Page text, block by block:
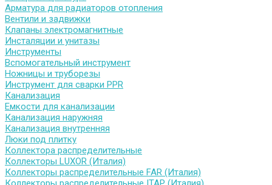
Арматура для радиаторов отопления
Вентили и задвижки
Клапаны электромагнитные
Инсталяции и унитазы
Инструменты
Вспомогательный инструмент
Ножницы и труборезы
Инструмент для сварки PPR
Канализация
Емкости для канализации
Канализация наружняя
Канализация внутренняя
Люки под плитку
Коллектора распределительные
Коллекторы LUXOR (Италия)
Коллекторы распределительные FAR (Италия)